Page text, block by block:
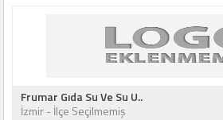
Frumar Gıda Su Ve Su U..
İzmir - İlçe Seçilmemiş